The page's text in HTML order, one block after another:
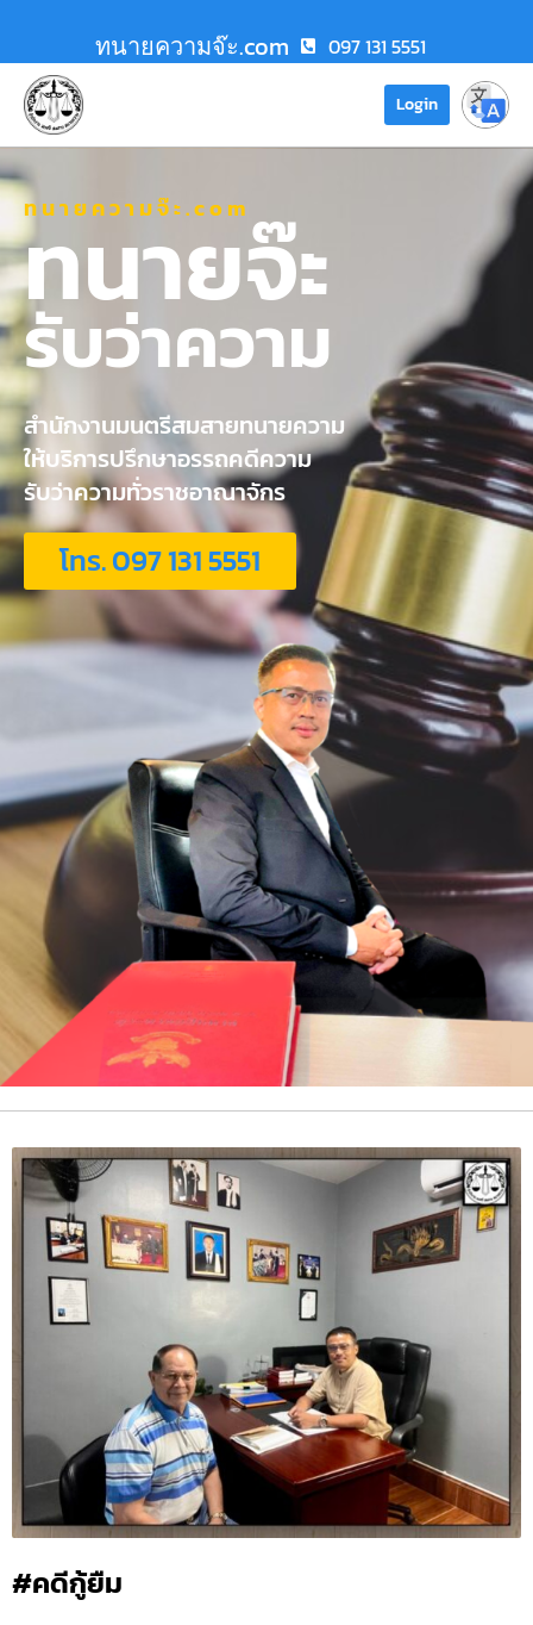
ทนายความจ๊ะ.com 097 131 5551
Login
ทนายความจ๊ะ.com
ทนายจ๊ะ
รับว่าความ
สำนักงานมนตรีสมสายทนายความ
ให้บริการปรึกษาอรรถคดีความ
รับว่าความทั่วราชอาณาจักร
โทร. 097 131 5551
#คดีกู้ยืม